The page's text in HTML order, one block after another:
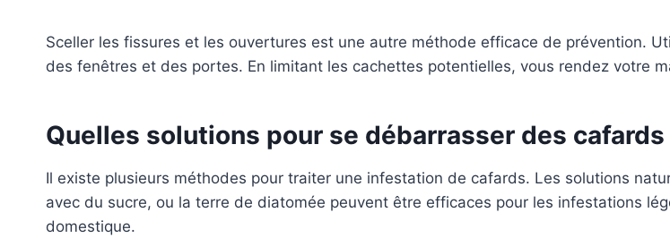
Sceller les fissures et les ouvertures est une autre méthode efficace de prévention.
des fenêtres et des portes. En limitant les cachettes potentielles, vous rendez votre
Quelles solutions pour se débarrasser des cafards
Il existe plusieurs méthodes pour traiter une infestation de cafards. Les solutions
avec du sucre, ou la terre de diatomée peuvent être efficaces pour les infestations
domestique.